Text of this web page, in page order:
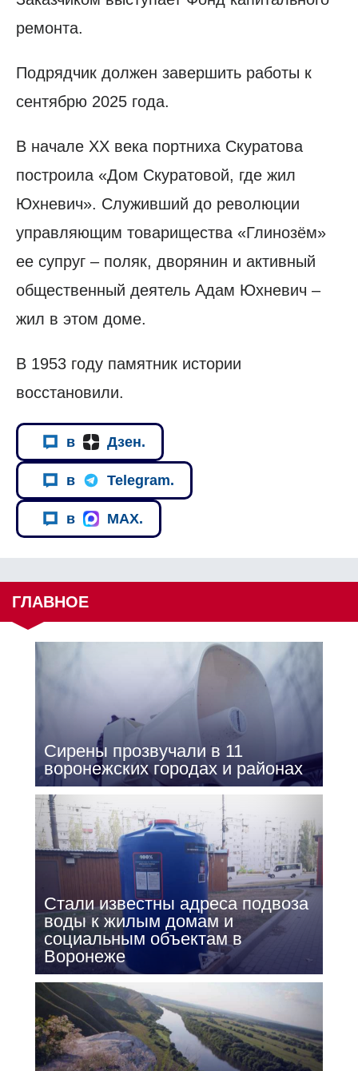
ремонта.
Подрядчик должен завершить работы к
сентябрю 2025 года.
В начале XX века портниха Скуратова
построила «Дом Скуратовой, где жил
Юхневич». Служивший до революции
управляющим товарищества «Глинозём»
ее супруг – поляк, дворянин и активный
общественный деятель Адам Юхневич –
жил в этом доме.
В 1953 году памятник истории
восстановили.
в Дзен.
в Telegram.
в MAX.
ГЛАВНОЕ
Сирены прозвучали в 11
воронежских городах и районах
Стали известны адреса подвоза
воды к жилым домам и
социальным объектам в
Воронеже